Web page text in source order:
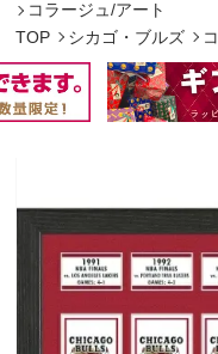
コラージュ/アート
TOP
シカゴ・ブルズ